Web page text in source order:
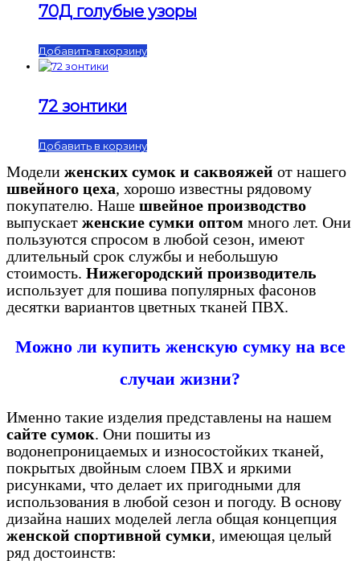
70Д голубые узоры
Добавить в корзину
72 зонтики
Добавить в корзину
Модели женских сумок и саквояжей от нашего
швейного цеха, хорошо известны рядовому
покупателю. Наше швейное производство
выпускает женские сумки оптом много лет. Они
пользуются спросом в любой сезон, имеют
длительный срок службы и небольшую
стоимость. Нижегородский производитель
использует для пошива популярных фасонов
десятки вариантов цветных тканей ПВХ.
Можно ли купить женскую сумкуна все
случаи жизни?
Именно такие изделия представлены на нашем
сайте сумок. Они пошиты из
водонепроницаемых и износостойких тканей,
покрытых двойным слоем ПВХ и яркими
рисунками, что делает их пригодными для
использования в любой сезон и погоду. В основу
дизайна наших моделей легла общая концепция
женской спортивной сумки, имеющая целый
ряд достоинств: